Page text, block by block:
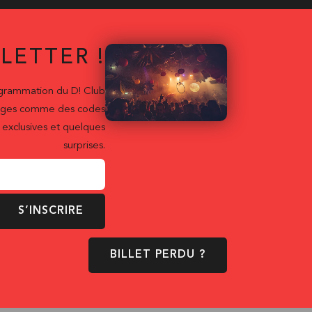
!
du D! Club
comme des codes
et quelques
surprises.
S’INSCRIRE
BILLET PERDU ?